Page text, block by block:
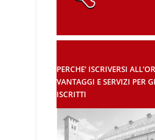
PERCHE’ ISCRIVERSI
VANTAGGI E SERVIZI PER
ISCRITTI